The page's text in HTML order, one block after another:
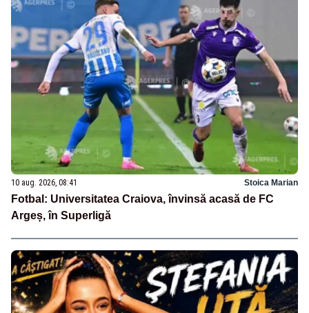
10 aug. 2026, 08:41 Stoica Marian
Fotbal: Universitatea Craiova, învinsă acasă de FC
Argeș, în Superligă